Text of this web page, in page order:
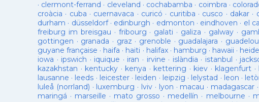
· clermont-ferrand · cleveland · cochabamba · coimbra ·
croàcia · cuba · cuernavaca · curicó · curitiba · cusco · dakar ·
durham · düsseldorf· edinburgh · edmonton · eindhoven · el
freiburg im breisgau · fribourg · galati · galiza · galway·
gottingen · granada · graz · grenoble · guadalajara ·
guyane française · haifa · haiti · halifax· hamburg · hawaii ·
iowa · ipswich · iquique · iran · irvine · islàndia · istanbul ·
kazakhstan · kentucky · kenya · kettering · kiev · klagenfurt ·
lausanne · leeds · leicester· leiden · leipzig · lelystad · leon ·
luleå (norrland) · luxemburg · lviv · lyon · macau · madagascar ·
maringá · marseille · mato grosso · medellín · melbourne ·